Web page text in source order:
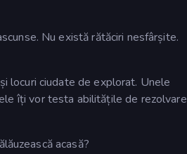
Nu există rătăciri nesfârșite.
locuri ciudate de explorat. Unele
îți vor testa abilitățile de rezolvare
acasă?